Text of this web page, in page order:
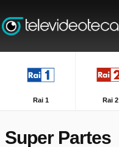
Rai 1 Rai 2
Super Partes